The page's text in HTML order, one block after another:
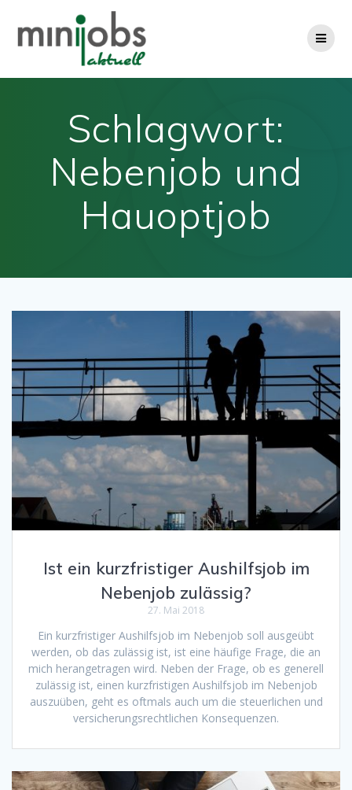
Schlagwort:
Nebenjob und
Hauoptjob
Ist ein kurzfristiger Aushilfsjob im
Nebenjob zulässig?
27. Mai 2018
Ein kurzfristiger Aushilfsjob im Nebenjob soll ausgeübt
werden, ob das zulässig ist, ist eine häufige Frage, die an
mich herangetragen wird. Neben der Frage, ob es generell
zulässig ist, einen kurzfristigen Aushilfsjob im Nebenjob
auszuüben, geht es oftmals auch um die steuerlichen und
versicherungsrechtlichen Konsequenzen.